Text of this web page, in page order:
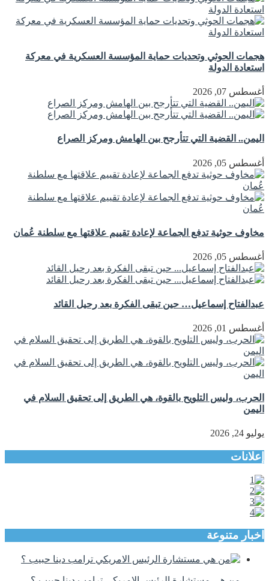
هجمات الحوثي وتحديات حماية المؤسسة العسكرية في معركة
استعادة الدولة
أغسطس 07, 2026
اليمن.. القضية التي تتأرجح بين الهامش ومركز الصراع
أغسطس 05, 2026
مخاوف حوثية تدفع الجماعة لإعادة تقييم علاقتها مع سلطنة عُمان
أغسطس 05, 2026
عبدالفتاح إسماعيل… حين تبقى الفكرة بعد رحيل القائد
أغسطس 01, 2026
الحرب، وليس التلويح بالقوة، هي الطريق إلى تحقيق السلام في
اليمن
يوليو 24, 2026
إعلانات
اخبار متنوعة